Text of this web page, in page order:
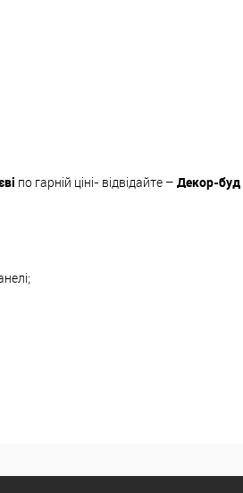
по гарній ціні- відвідайте – Декор-буд